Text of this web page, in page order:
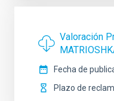
Valoración
Fecha de
Plazo de